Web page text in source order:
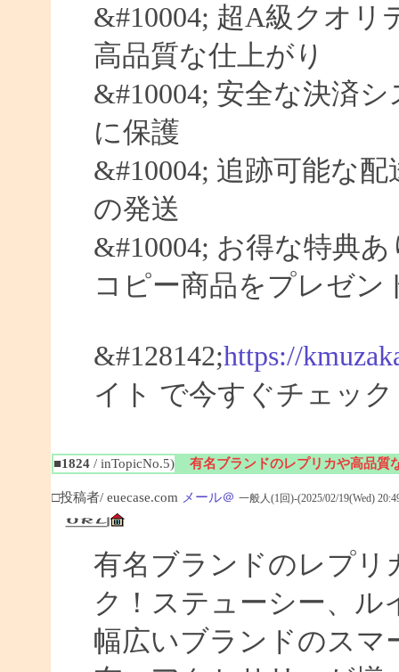
&#10004; 超A級クオリ
高品質な仕上がり
&#10004; 安全な決済
に保護
&#10004; 追跡可能な
の発送
&#10004; お得な特典
コピー商品をプレゼン
&#128142;https://
イト で今すぐチェック
■1824/ inTopicNo.5) 有名ブランドのレプリカや高品質
□投稿者/ euecase.com メール＠ 一般人(1回)-(2025/02/19(Wed)
有名ブランドのレプリ
ク！ステューシー、ル
幅広いブランドのスマ